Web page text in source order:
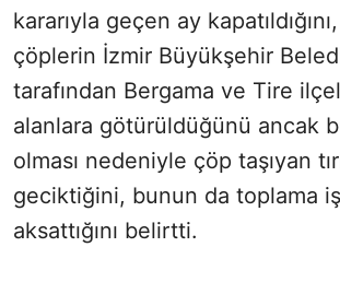
kararıyla geçen ay
çöplerin İzmir Büyükşehir
tarafından Bergama ve Tire
alanlara götürüldüğünü ancak
olması nedeniyle çöp taşıyan
geciktiğini, bunun da toplama
aksattığını belirtti.